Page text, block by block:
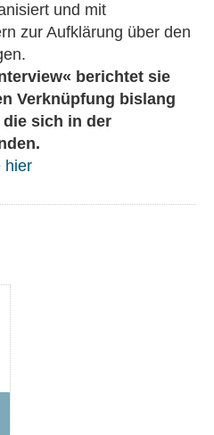
und mit
zur Aufklärung über den
berichtet sie
Verknüpfung bislang
sich in der
hier